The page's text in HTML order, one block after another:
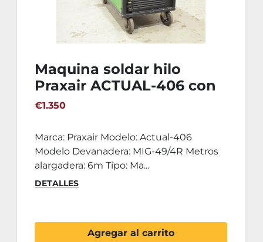
Maquina soldar hilo
Praxair ACTUAL-406 con
devanadera
€1.350
Marca: Praxair Modelo: Actual-406
Modelo Devanadera: MIG-49/4R Metros
alargadera: 6m Tipo: Ma...
DETALLES
Agregar al carrito